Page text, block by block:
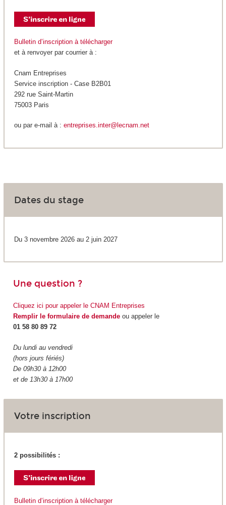
Bulletin d’inscription à télécharger
et à renvoyer par courrier à :
Cnam Entreprises
Service inscription - Case B2B01
292 rue Saint-Martin
75003 Paris
ou par e-mail à : entreprises.inter@lecnam.net
Dates du stage
Du 3 novembre 2026 au 2 juin 2027
Une question ?
Cliquez ici pour appeler le CNAM Entreprises
Remplir le formulaire de demandeou appeler le
01 58 80 89 72
Du lundi au vendredi
(hors jours fériés)
De 09h30 à 12h00
et de 13h30 à 17h00
Votre inscription
2 possibilités :
Bulletin d’inscription à télécharger